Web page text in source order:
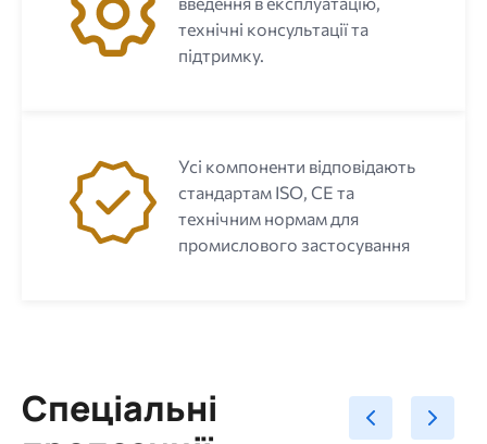
технічні консультації та
підтримку.
Усі компоненти відповідають
стандартам ISO, CE та
технічним нормам для
промислового застосування
Спеціальні